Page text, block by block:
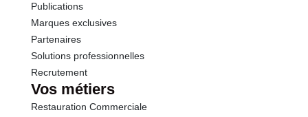
Publications
Marques exclusives
Partenaires
Solutions professionnelles
Recrutement
Vos métiers
Restauration Commerciale